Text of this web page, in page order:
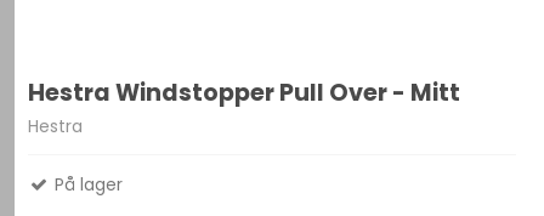
Hestra Windstopper Pull Over - Mitt
Hestra
På lager